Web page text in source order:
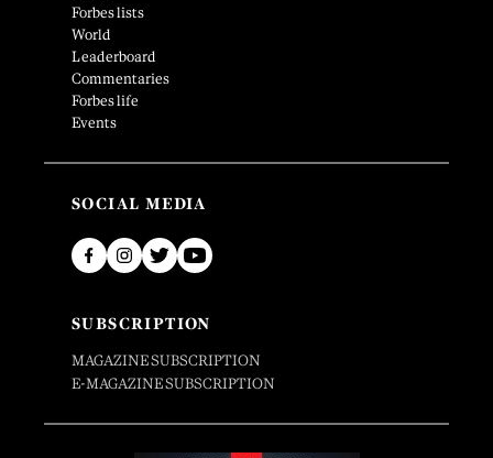
Forbes lists
World
Leaderboard
Commentaries
Forbes life
Events
SOCIAL MEDIA
SUBSCRIPTION
MAGAZINE SUBSCRIPTION
E-MAGAZINE SUBSCRIPTION